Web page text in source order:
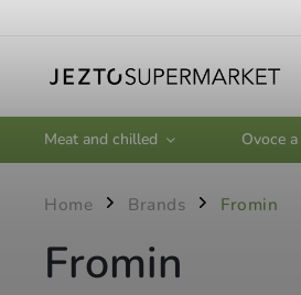
Meat and chilled Ovoce
Home / Brands / Fromin
Fromin